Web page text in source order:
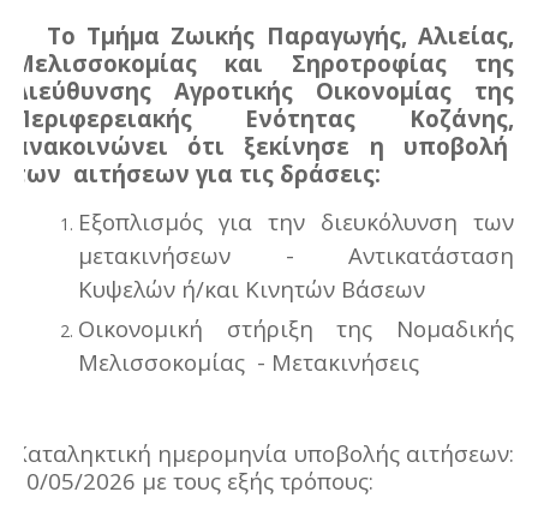
Το Τμήμα Ζωικής Παραγωγής, Αλιείας,
Μελισσοκομίας και Σηροτροφίας της
Διεύθυνσης Αγροτικής Οικονομίας της
Περιφερειακής Ενότητας Κοζάνης,
ανακοινώνει ότι ξεκίνησε η υποβολή
των αιτήσεων για τις δράσεις:
Εξοπλισμός για την διευκόλυνση των
μετακινήσεων - Αντικατάσταση
Κυψελών ή/και Κινητών Βάσεων
Οικονομική στήριξη της Νομαδικής
Μελισσοκομίας - Μετακινήσεις
Καταληκτική ημερομηνία υποβολής αιτήσεων:
30/05/2026 με τους εξής τρόπους: